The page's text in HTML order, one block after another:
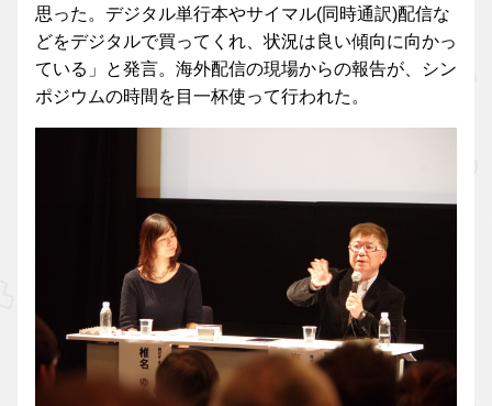
思った。デジタル単行本やサイマル(同時通訳)配信な
どをデジタルで買ってくれ、状況は良い傾向に向かっ
ている」と発言。海外配信の現場からの報告が、シン
ポジウムの時間を目一杯使って行われた。